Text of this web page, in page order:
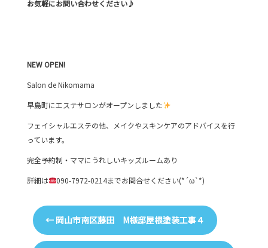
お気軽にお問い合わせください♪
NEW OPEN!
Salon de Nikomama
早島町にエステサロンがオープンしました
フェイシャルエステの他、メイクやスキンケアのアドバイスを行
っています。
完全予約制・ママにうれしいキッズルームあり
詳細は
090-7972-0214までお問合せください(*´ω`*)
←岡山市南区藤田 M様邸屋根塗装工事４